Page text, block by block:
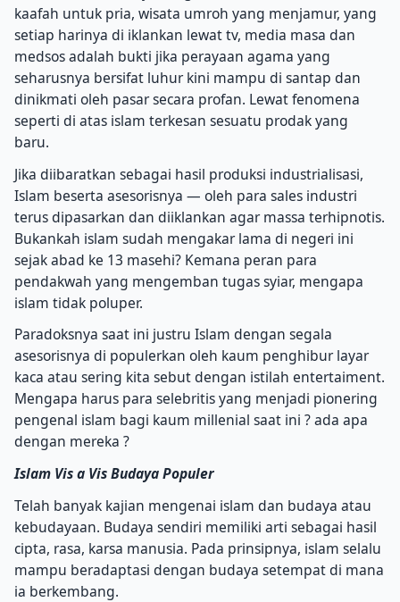
kaafah untuk pria, wisata umroh yang menjamur, yang
setiap harinya di iklankan lewat tv, media masa dan
medsos adalah bukti jika perayaan agama yang
seharusnya bersifat luhur kini mampu di santap dan
dinikmati oleh pasar secara profan. Lewat fenomena
seperti di atas islam terkesan sesuatu prodak yang
baru.
Jika diibaratkan sebagai hasil produksi industrialisasi,
Islam beserta asesorisnya — oleh para sales industri
terus dipasarkan dan diiklankan agar massa terhipnotis.
Bukankah islam sudah mengakar lama di negeri ini
sejak abad ke 13 masehi? Kemana peran para
pendakwah yang mengemban tugas syiar, mengapa
islam tidak poluper.
Paradoksnya saat ini justru Islam dengan segala
asesorisnya di populerkan oleh kaum penghibur layar
kaca atau sering kita sebut dengan istilah entertaiment.
Mengapa harus para selebritis yang menjadi pionering
pengenal islam bagi kaum millenial saat ini ? ada apa
dengan mereka ?
Islam Vis a Vis Budaya Populer
Telah banyak kajian mengenai islam dan budaya atau
kebudayaan. Budaya sendiri memiliki arti sebagai hasil
cipta, rasa, karsa manusia. Pada prinsipnya, islam selalu
mampu beradaptasi dengan budaya setempat di mana
ia berkembang.